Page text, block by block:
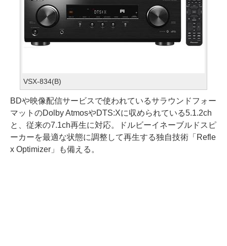
VSX-834(B)
BDや映像配信サービスで使われているサラウンドフォー
マットのDolby AtmosやDTS:Xに収められている5.1.2ch
と、従来の7.1ch再生に対応。ドルビーイネーブルドスピ
ーカーを最適な状態に調整して再生する独自技術「Refle
x Optimizer」も備える。